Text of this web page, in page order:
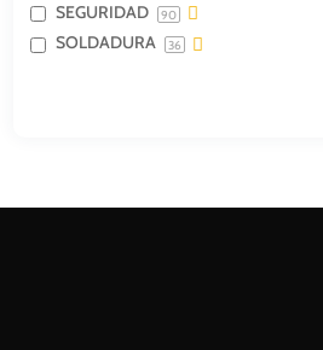
SEGURIDAD 90
SOLDADURA 36